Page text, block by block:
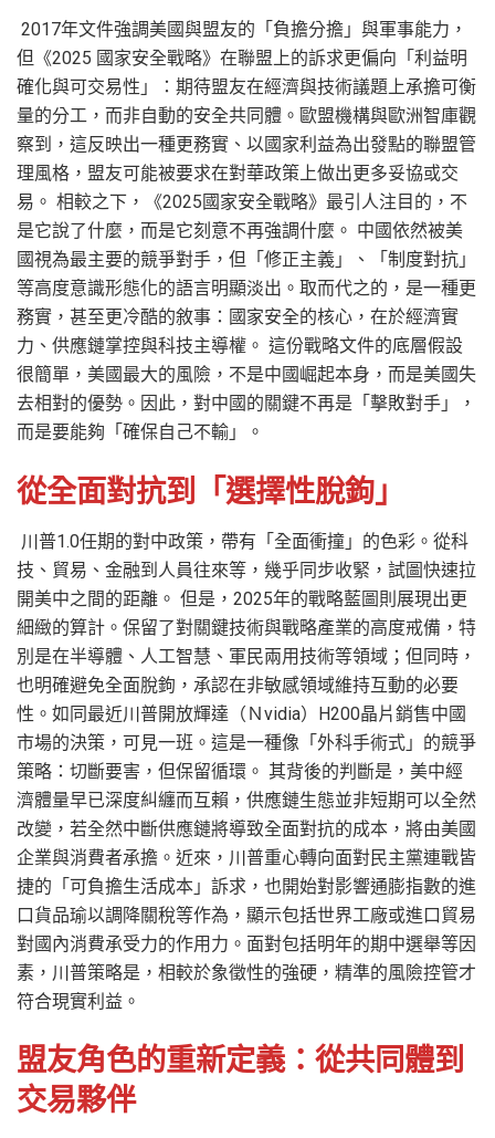
2017年文件強調美國與盟友的「負擔分擔」與軍事能力，
但《2025 國家安全戰略》在聯盟上的訴求更偏向「利益明
確化與可交易性」：期待盟友在經濟與技術議題上承擔可衡
量的分工，而非自動的安全共同體。歐盟機構與歐洲智庫觀
察到，這反映出一種更務實、以國家利益為出發點的聯盟管
理風格，盟友可能被要求在對華政策上做出更多妥協或交
易。 相較之下，《2025國家安全戰略》最引人注目的，不
是它說了什麼，而是它刻意不再強調什麼。 中國依然被美
國視為最主要的競爭對手，但「修正主義」、「制度對抗」
等高度意識形態化的語言明顯淡出。取而代之的，是一種更
務實，甚至更冷酷的敘事：國家安全的核心，在於經濟實
力、供應鏈掌控與科技主導權。 這份戰略文件的底層假設
很簡單，美國最大的風險，不是中國崛起本身，而是美國失
去相對的優勢。因此，對中國的關鍵不再是「擊敗對手」，
而是要能夠「確保自己不輸」。
從全面對抗到「選擇性脫鉤」
川普1.0任期的對中政策，帶有「全面衝撞」的色彩。從科
技、貿易、金融到人員往來等，幾乎同步收緊，試圖快速拉
開美中之間的距離。 但是，2025年的戰略藍圖則展現出更
細緻的算計。保留了對關鍵技術與戰略產業的高度戒備，特
別是在半導體、人工智慧、軍民兩用技術等領域；但同時，
也明確避免全面脫鉤，承認在非敏感領域維持互動的必要
性。如同最近川普開放輝達（Ｎvidia）H200晶片銷售中國
市場的決策，可見一班。這是一種像「外科手術式」的競爭
策略：切斷要害，但保留循環。 其背後的判斷是，美中經
濟體量早已深度糾纏而互賴，供應鏈生態並非短期可以全然
改變，若全然中斷供應鏈將導致全面對抗的成本，將由美國
企業與消費者承擔。近來，川普重心轉向面對民主黨連戰皆
捷的「可負擔生活成本」訴求，也開始對影響通膨指數的進
口貨品瑜以調降關稅等作為，顯示包括世界工廠或進口貿易
對國內消費承受力的作用力。面對包括明年的期中選舉等因
素，川普策略是，相較於象徵性的強硬，精準的風險控管才
符合現實利益。
盟友角色的重新定義：從共同體到
交易夥伴